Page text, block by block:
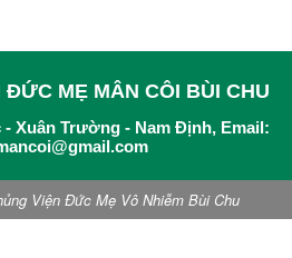
ĐỨC MẸ MÂN CÔI BÙI CHU
Xuân Trường - Nam Định, Email:
Viện Đức Mẹ Vô Nhiễm Bùi Chu